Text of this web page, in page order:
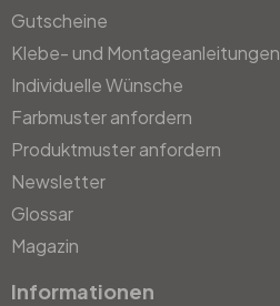
Gutscheine
Klebe- und Montageanleitungen
Individuelle Wünsche
Farbmuster anfordern
Produktmuster anfordern
Newsletter
Glossar
Magazin
Informationen